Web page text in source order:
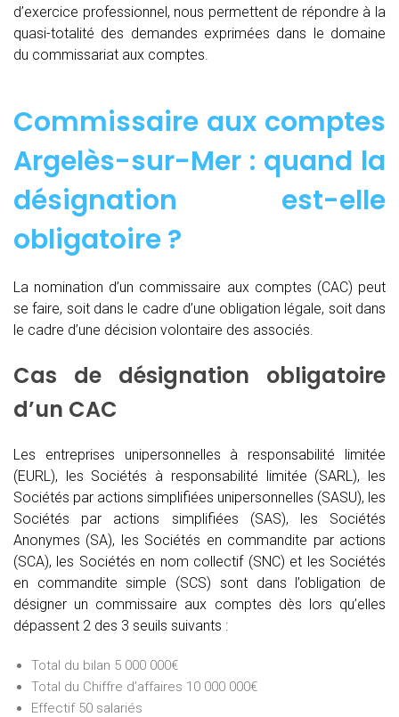
d’exercice professionnel, nous permettent de répondre à la
quasi-totalité des demandes exprimées dans le domaine
du commissariat aux comptes.
Commissaire aux comptes
Argelès-sur-Mer : quand la
désignation est-elle
obligatoire ?
La nomination d’un commissaire aux comptes (CAC) peut
se faire, soit dans le cadre d’une obligation légale, soit dans
le cadre d’une décision volontaire des associés.
Cas de désignation obligatoire
d’un CAC
Les entreprises unipersonnelles à responsabilité limitée
(EURL), les Sociétés à responsabilité limitée (SARL), les
Sociétés par actions simplifiées unipersonnelles (SASU), les
Sociétés par actions simplifiées (SAS), les Sociétés
Anonymes (SA), les Sociétés en commandite par actions
(SCA), les Sociétés en nom collectif (SNC) et les Sociétés
en commandite simple (SCS) sont dans l’obligation de
désigner un commissaire aux comptes dès lors qu’elles
dépassent 2 des 3 seuils suivants :
Total du bilan 5 000 000€
Total du Chiffre d’affaires 10 000 000€
Effectif 50 salariés